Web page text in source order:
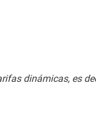
dinámicas, es